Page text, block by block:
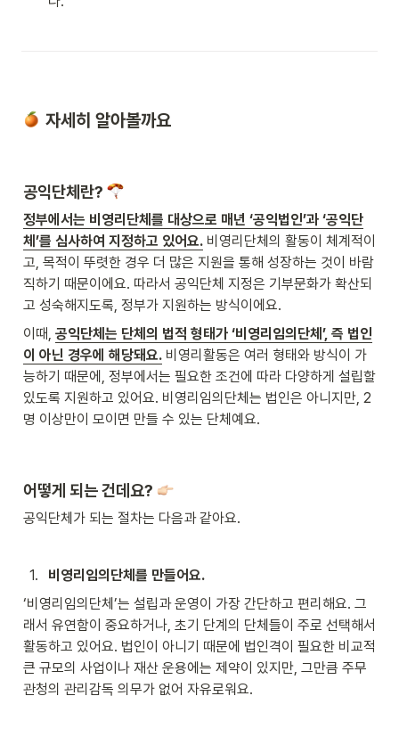
자세히 알아볼까요
공익단체란?
정부에서는 비영리단체를 대상으로 매년 ‘공익법인’과 ‘공익단
체’를 심사하여 지정하고 있어요. 비영리단체의 활동이 체계적이
고, 목적이 뚜렷한 경우 더 많은 지원을 통해 성장하는 것이 바람
직하기 때문이에요. 따라서 공익단체 지정은 기부문화가 확산되
고 성숙해지도록, 정부가 지원하는 방식이에요.
이때, 공익단체는 단체의 법적 형태가 ‘비영리임의단체’, 즉 법인
이 아닌 경우에 해당돼요. 비영리활동은 여러 형태와 방식이 가
능하기 때문에, 정부에서는 필요한 조건에 따라 다양하게 설립할
있도록 지원하고 있어요. 비영리임의단체는 법인은 아니지만, 2
명 이상만이 모이면 만들 수 있는 단체예요.
어떻게 되는 건데요?
공익단체가 되는 절차는 다음과 같아요.
1.
비영리임의단체를 만들어요.
‘비영리임의단체’는 설립과 운영이 가장 간단하고 편리해요. 그
래서 유연함이 중요하거나, 초기 단계의 단체들이 주로 선택해서
활동하고 있어요. 법인이 아니기 때문에 법인격이 필요한 비교적
큰 규모의 사업이나 재산 운용에는 제약이 있지만, 그만큼 주무
관청의 관리감독 의무가 없어 자유로워요.